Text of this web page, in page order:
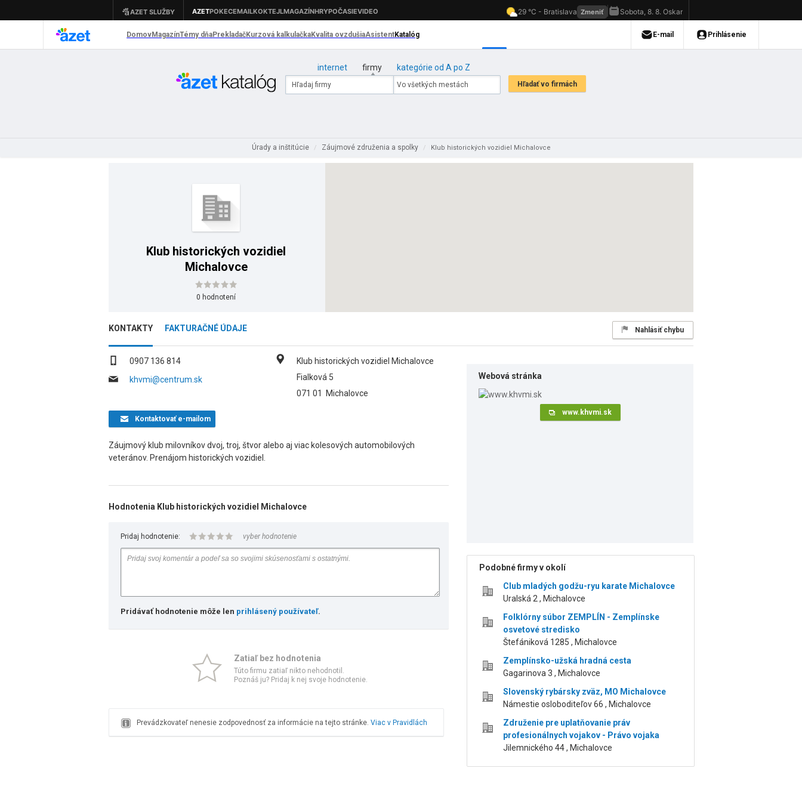
internet firmy kategórie od A po Z
Úrady a inštitúcie / Záujmové združenia a spolky / Klub historických vozidiel Michalovce
Klub historických vozidiel
Michalovce
0 hodnotení
KONTAKTY FAKTURAČNÉ ÚDAJE Nahlásiť chybu
0907 136 814
khvmi@centrum.sk
Klub historických vozidiel Michalovce
Fialková 5
071 01
Michalovce
Kontaktovaťe-mailom
Záujmový klub milovníkov dvoj, troj, štvor alebo aj viac kolesových automobilových
veteránov. Prenájom historických vozidiel.
Hodnotenia Klub historických vozidiel Michalovce
Pridaj hodnotenie: vyber hodnotenie
Pridávať hodnotenie môže len prihlásený používateľ.
Zatiaľ bez hodnotenia
Túto firmu zatiaľ nikto nehodnotil.
Poznáš ju? Pridaj k nej svoje hodnotenie.
Prevádzkovateľ nenesie zodpovednosť za informácie na tejto stránke. Viac v Pravidlách
Webová stránka
www.khvmi.sk
Podobné firmy v okolí
Club mladých godžu-ryu karate Michalovce
Uralská 2 , Michalovce
Folklórny súbor ZEMPLÍN - Zemplínske
osvetové stredisko
Štefániková 1285 , Michalovce
Zemplínsko-užská hradná cesta
Gagarinova 3 , Michalovce
Slovenský rybársky zväz, MO Michalovce
Námestie osloboditeľov 66 , Michalovce
Združenie pre uplatňovanie práv
profesionálnych vojakov - Právo vojaka
Jilemnického 44 , Michalovce